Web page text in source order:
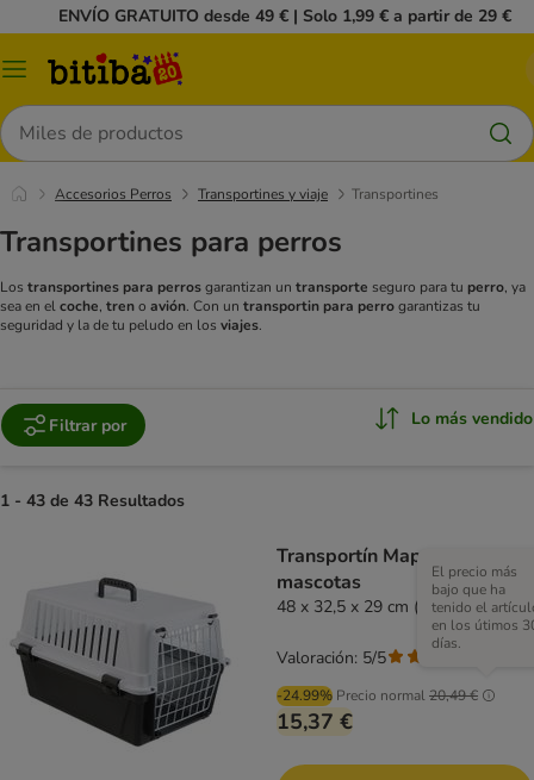
ENVÍO GRATUITO desde 49 € | Solo 1,99 € a partir de 29 €
Menú
Buscar
Accesorios Perros Transportines y viaje Transportines
Transportines para perros
Los transportines para perrosgarantizan un transporte seguro para tu perro, ya
sea en elcoche, treno avión. Con un transportin para perrogarantizas tu
seguridad y la de tu peludo en los viajes.
Filtrar por Lo más vendido
1 - 43 de 43 Resultados
Transportín Mappa para
mascotas
48 x 32,5 x 29 cm (L x An x Al)
-24.99% Precio normal20,49 €
El precio más
bajo que ha
tenido el
en los útimos
días.
15,37 €
Valoración: 5/5